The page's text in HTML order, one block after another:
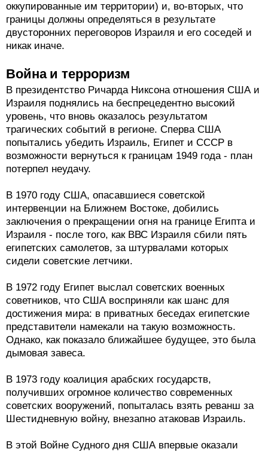
оккупированные им территории) и, во-вторых, что
границы должны определяться в результате
двусторонних переговоров Израиля и его соседей и
никак иначе.
Война и терроризм
В президентство Ричарда Никсона отношения США и
Израиля поднялись на беспрецедентно высокий
уровень, что вновь оказалось результатом
трагических событий в регионе. Сперва США
попытались убедить Израиль, Египет и СССР в
возможности вернуться к границам 1949 года - план
потерпел неудачу.
В 1970 году США, опасавшиеся советской
интервенции на Ближнем Востоке, добились
заключения о прекращении огня на границе Египта и
Израиля - после того, как ВВС Израиля сбили пять
египетских самолетов, за штурвалами которых
сидели советские летчики.
В 1972 году Египет выслал советских военных
советников, что США восприняли как шанс для
достижения мира: в приватных беседах египетские
представители намекали на такую возможность.
Однако, как показало ближайшее будущее, это была
дымовая завеса.
В 1973 году коалиция арабских государств,
получивших огромное количество современных
советских вооружений, попыталась взять реванш за
Шестидневную войну, внезапно атаковав Израиль.
В этой Войне Судного дня США впервые оказали